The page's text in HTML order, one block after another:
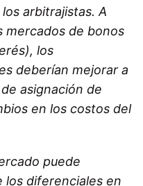
arbitrajistas. A
mercados de bonos
los
deberían mejorar a
asignación de
en los costos del
puede
los diferenciales en